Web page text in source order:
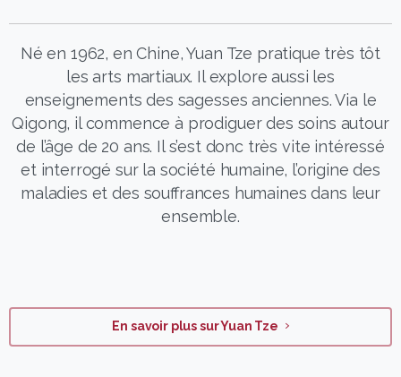
Né en 1962, en Chine, Yuan Tze pratique très tôt
les arts martiaux. Il explore aussi les
enseignements des sagesses anciennes. Via le
Qigong, il commence à prodiguer des soins autour
de l’âge de 20 ans. Il s’est donc très vite intéressé
et interrogé sur la société humaine, l’origine des
maladies et des souffrances humaines dans leur
ensemble.
En savoir plus sur Yuan Tze